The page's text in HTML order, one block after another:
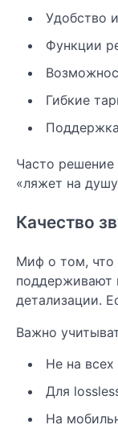
Удобство
Функции
Гибкие
Часто решение
«ляжет на
Качество
Миф о том, что
поддерживают
детализации.
Важно
Не на
Для
На